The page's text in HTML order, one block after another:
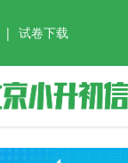
| 试卷下载